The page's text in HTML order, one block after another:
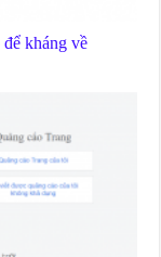
kháng về